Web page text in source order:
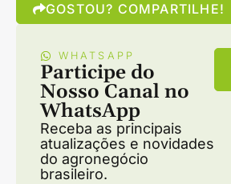
GOSTOU? COMPARTILHE!
WHATSAPP
Participe do
Nosso Canal no
WhatsApp
Receba as principais
atualizações e novidades
do agronegócio
brasileiro.